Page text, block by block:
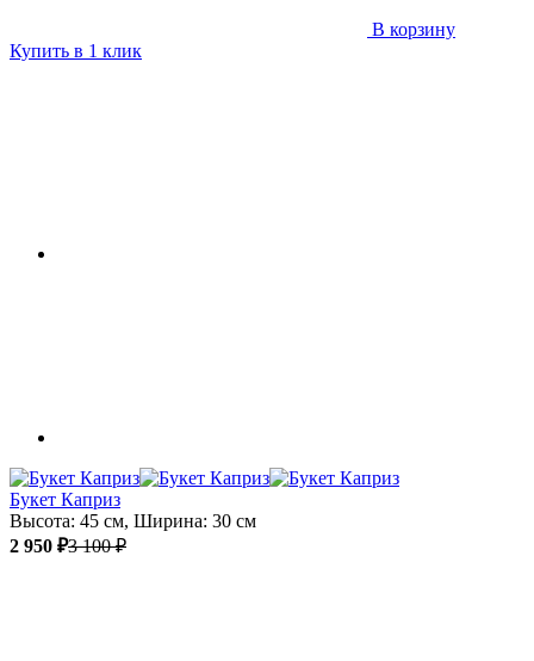
В корзину
Купить в 1 клик
Букет Каприз
Высота: 45 см, Ширина: 30 см
2 950 ₽3 100 ₽